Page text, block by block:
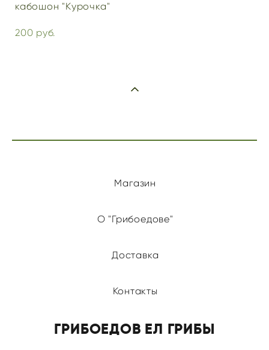
кабошон "Курочка"
200 pуб.
Магазин
О "Грибоедове"
Доставка
Контакты
ГРИБОЕДОВ ЕЛ ГРИБЫ